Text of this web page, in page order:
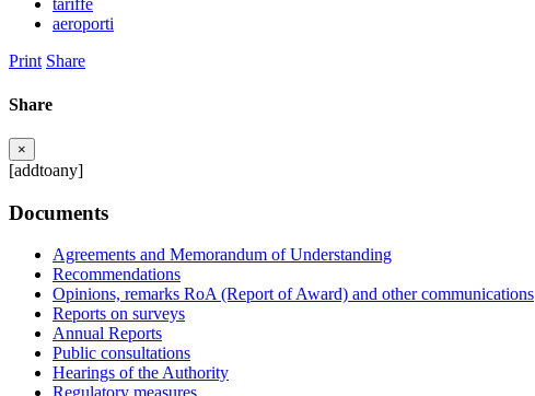
tariffe
aeroporti
Print Share
Share
×
[addtoany]
Documents
Agreements and Memorandum of Understanding
Recommendations
Opinions, remarks RoA (Report of Award) and other communications
Reports on surveys
Annual Reports
Public consultations
Hearings of the Authority